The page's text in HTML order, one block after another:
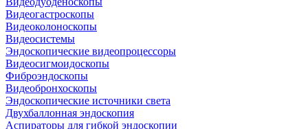
Видеогастроскопы
Видеоколоноскопы
Видеосистемы
Эндоскопические видеопроцессоры
Видеосигмоидоскопы
Фиброэндоскопы
Видеобронхоскопы
Эндоскопические источники света
Двухбаллонная эндоскопия
Аспираторы для гибкой эндоскопии